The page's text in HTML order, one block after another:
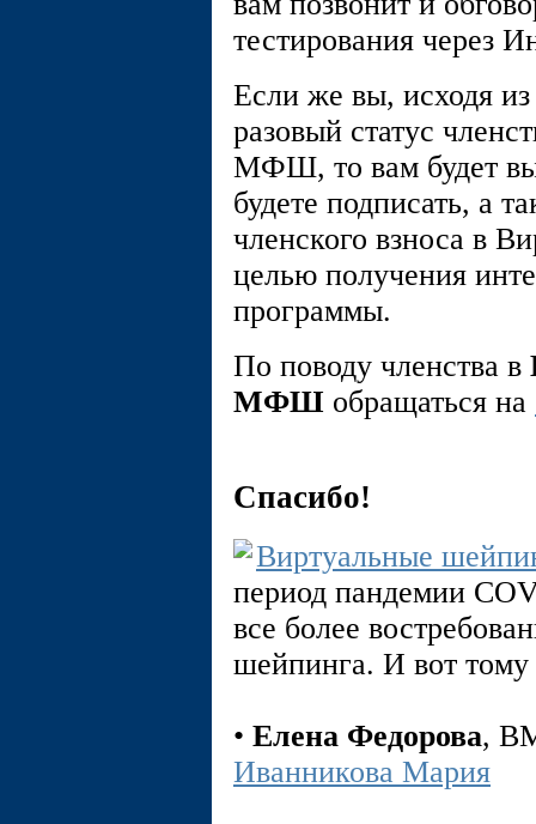
тестирования через
Если же вы, исходя
разовый статус
МФШ, то вам будет
будете подписать, а
членского взноса в
целью получения
программы.
По поводу членства в
МФШ обращаться на
Спасибо!
Виртуальные
период пандемии
все более
шейпинга. И вот тому
• Елена Федорова,
Иванникова Мария